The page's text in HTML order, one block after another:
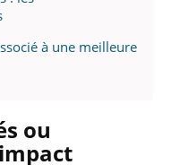
à une meilleure
ou